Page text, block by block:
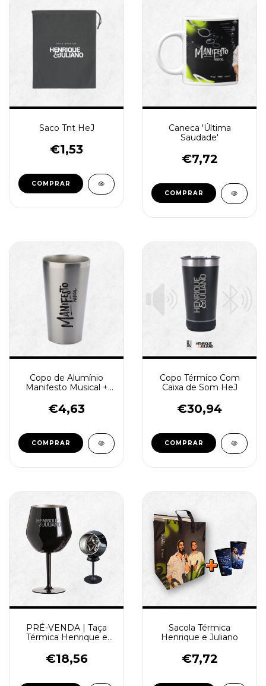
Saco Tnt HeJ
€1,53
Caneca 'Última
Saudade'
€7,72
Copo de Alumínio
Manifesto Musical +
€4,63
Copo Térmico Com
Caixa de Som HeJ
€30,94
COMPRAR
PRÉ-VENDA | Taça
Térmica Henrique e
€18,56
Sacola Térmica
Henrique e Juliano
€7,72